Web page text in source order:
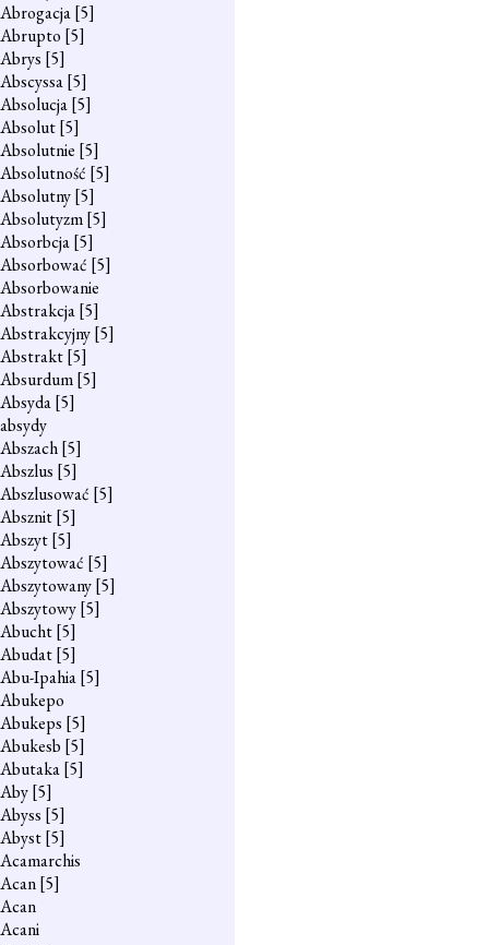
Abrogacja[5]
Abrupto [5]
Abrys [5]
Abscyssa[5]
Absolucja[5]
Absolut[5]
Absolutnie [5]
Absolutność [5]
Absolutny[5]
Absolutyzm[5]
Absorbcja[5]
Absorbować [5]
Absorbowanie
Abstrakcja[5]
Abstrakcyjny[5]
Abstrakt[5]
Absurdum[5]
Absyda[5]
absydy
Abszach[5]
Abszlus [5]
Abszlusować [5]
Absznit[5]
Abszyt[5]
Abszytować [5]
Abszytowany[5]
Abszytowy[5]
Abucht[5]
Abudat[5]
Abu-Ipahia[5]
Abukepo
Abukeps [5]
Abukesb [5]
Abutaka[5]
Aby[5]
Abyss [5]
Abyst[5]
Acamarchis
Acan[5]
Acan
Acani